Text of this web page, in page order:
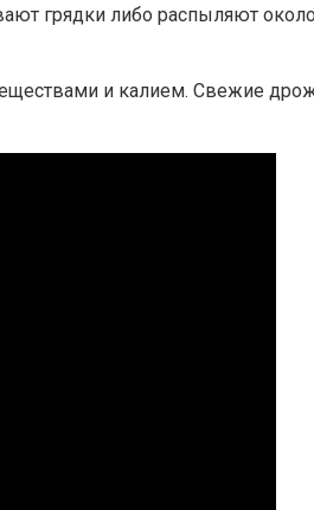
грядки либо распыляют
и калием. Свежие